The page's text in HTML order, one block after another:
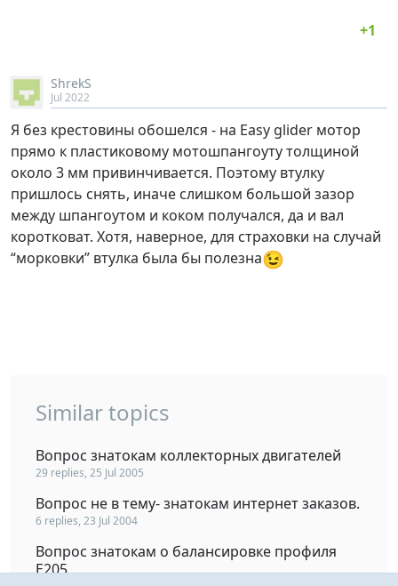
ShrekS
Jul 2022
Я без крестовины обошелся - на Easy glider мотор
прямо к пластиковому мотошпангоуту толщиной
около 3 мм привинчивается. Поэтому втулку
пришлось снять, иначе слишком большой зазор
между шпангоутом и коком получался, да и вал
коротковат. Хотя, наверное, для страховки на случай
“морковки” втулка была бы полезна😉
Similar topics
Вопрос знатокам коллекторных двигателей
29 replies, 25 Jul 2005
Вопрос не в тему- знатокам интернет заказов.
6 replies, 23 Jul 2004
Вопрос знатокам о балансировке профиля
E205